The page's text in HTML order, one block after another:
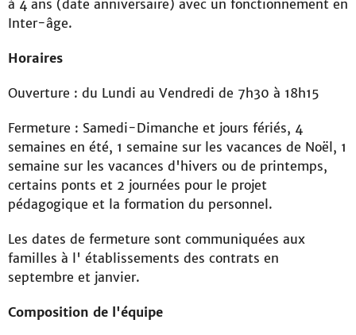
à 4 ans (date anniversaire) avec un fonctionnement en
Inter-âge.
Horaires
Ouverture : du Lundi au Vendredi de 7h30 à 18h15
Fermeture : Samedi-Dimanche et jours fériés, 4
semaines en été, 1 semaine sur les vacances de Noël, 1
semaine sur les vacances d'hivers ou de printemps,
certains ponts et 2 journées pour le projet
pédagogique et la formation du personnel.
Les dates de fermeture sont communiquées aux
familles à l' établissements des contrats en
septembre et janvier.
Composition de l'équipe